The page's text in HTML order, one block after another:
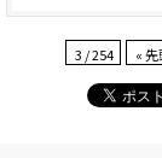
3 / 254 «